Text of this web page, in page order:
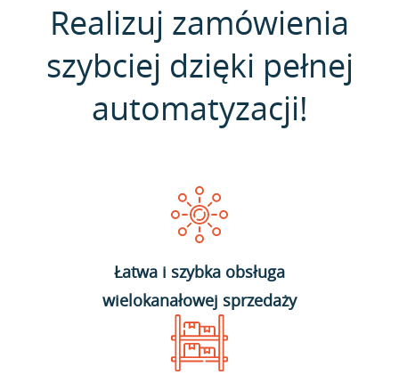
Realizuj zamówienia
szybciej dzięki pełnej
automatyzacji!
Łatwa i szybka obsługa
wielokanałowej sprzedaży